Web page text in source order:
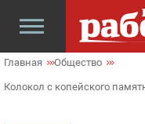
Главная Общество
Колокол с копейского